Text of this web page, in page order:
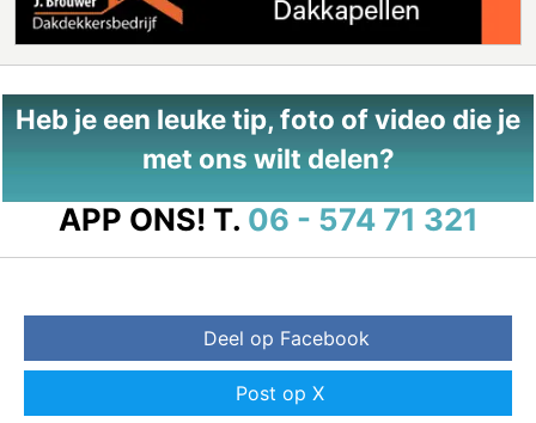
Heb je een leuke tip, foto of video die je
met ons wilt delen?
APP ONS! T. 06 - 574 71 321
Deel op Facebook
Post op X